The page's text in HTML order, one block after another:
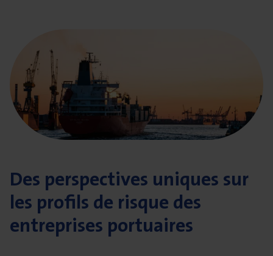
Des perspectives uniques sur
les profils de risque des
entreprises portuaires